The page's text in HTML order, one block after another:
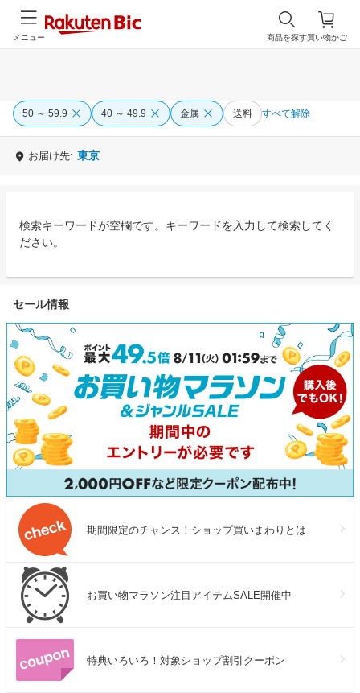
買い物かご
商品を探す
メニュー
50 ～ 59.9 40 ～ 49.9 金属 送料 すべて解除
お届け先: 東京
検索キーワードが空欄です。キーワードを入力して検索してく
ださい。
セール情報
期間限定のチャンス！ショップ買いまわりとは
お買い物マラソン注目アイテムSALE開催中
特典いろいろ！対象ショップ割引クーポン